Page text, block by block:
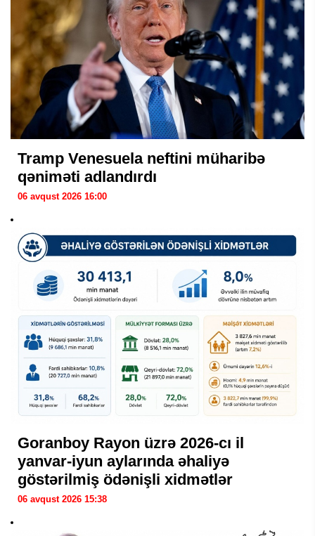
Tramp Venesuela neftini müharibə
qəniməti adlandırdı
06 avqust 2026 16:00
Goranboy Rayon üzrə 2026-cı il
yanvar-iyun aylarında əhaliyə
göstərilmiş ödənişli xidmətlər
06 avqust 2026 15:38